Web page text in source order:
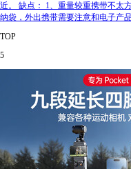
近。 缺点： 1、重量较重携带不太
纳袋，外出携带需要注意和电子产品
TOP
5